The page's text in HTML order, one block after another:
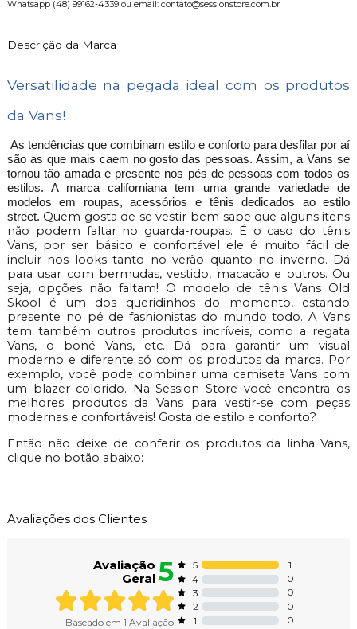
Whatsapp (48) 99162-4339 ou email: contato@sessionstore.com.br
Descrição da Marca
Versatilidade na pegada ideal com os produtos
da Vans!
As tendências que combinam estilo e conforto para desfilar por aí
são as que mais caem no gosto das pessoas. Assim, a Vans se
tornou tão amada e presente nos pés de pessoas com todos os
estilos. A marca californiana tem uma grande variedade de
modelos em roupas, acessórios e tênis dedicados ao estilo
street. Quem gosta de se vestir bem sabe que alguns itens
não podem faltar no guarda-roupas. É o caso do tênis
Vans, por ser básico e confortável ele é muito fácil de
incluir nos looks tanto no verão quanto no inverno. D
para usar com bermudas, vestido, macacão e outros. Ou
seja, opções não faltam! O modelo de tênis Vans Old
Skool é um dos queridinhos do momento, estando
presente no pé de fashionistas do mundo todo. A Vans
tem também outros produtos incríveis, como a regata
Vans, o boné Vans, etc. Dá para garantir um visual
moderno e diferente só com os produtos da marca. Por
exemplo, você pode combinar uma camiseta Vans com
um blazer colorido. Na Session Store você encontra os
melhores produtos da Vans para vestir-se com peças
modernas e confortáveis! Gosta de estilo e conforto?
Então não deixe de conferir os produtos da linha Vans,
clique no botão abaixo:
Avaliações dos Clientes
Avaliação
Geral5
Baseado em 1 Avaliação
5
1
4
0
3
0
2
0
1
0